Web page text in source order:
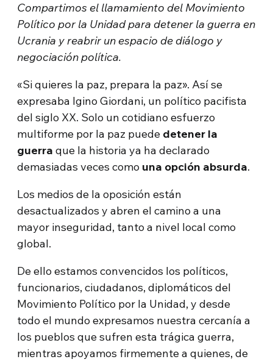
Compartimos el llamamiento del Movimiento
Político por la Unidad para detener la guerra en
Ucrania y reabrir un espacio de diálogo y
negociación política.
«Si quieres la paz, prepara la paz». Así se
expresaba Igino Giordani, un político pacifista
del siglo XX. Solo un cotidiano esfuerzo
multiforme por la paz puede detener la
guerra que la historia ya ha declarado
demasiadas veces como una opción absurda.
Los medios de la oposición están
desactualizados y abren el camino a una
mayor inseguridad, tanto a nivel local como
global.
De ello estamos convencidos los políticos,
funcionarios, ciudadanos, diplomáticos del
Movimiento Político por la Unidad, y desde
todo el mundo expresamos nuestra cercanía a
los pueblos que sufren esta trágica guerra,
mientras apoyamos firmemente a quienes, de